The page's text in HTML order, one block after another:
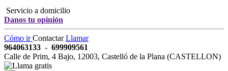
Servicio a domicilio
Danos tu opinión
Cómo irContactarLlamar
964063133 - 699909561
Calle de Prim, 4 Bajo, 12003, Castelló de la Plana (CASTELLON)